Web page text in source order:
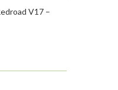
V17 –